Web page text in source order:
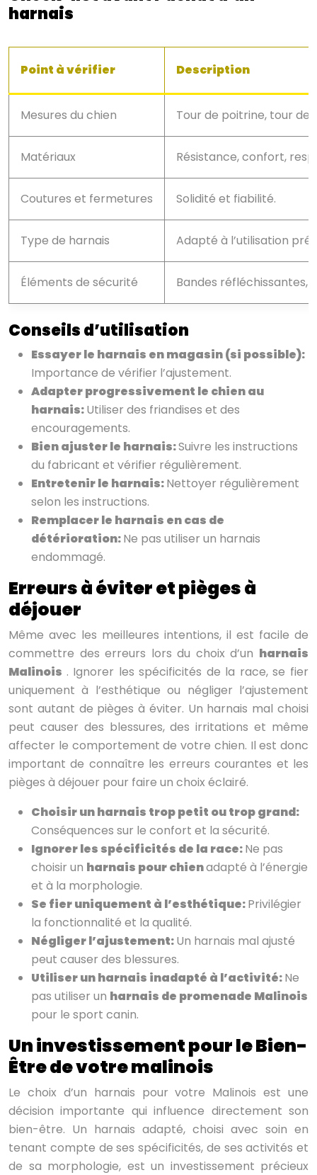
harnais
Point à vérifier Description
Mesures du chien Tour de poitrine, tour de
Matériaux Résistance, confort,
Coutures et fermetures Solidité et fiabilité.
Type de harnais Adapté à l’utilisation
Éléments de sécurité Bandes réfléchissantes,
Conseils d’utilisation
Essayer le harnais en magasin (si possible):
Importance de vérifier l’ajustement.
Adapter progressivement le chien au
harnais:Utiliser des friandises et des
encouragements.
Bien ajuster le harnais:Suivre les instructions
du fabricant et vérifier régulièrement.
Entretenir le harnais:Nettoyer régulièrement
selon les instructions.
Remplacer le harnais en cas de
détérioration:Ne pas utiliser un harnais
endommagé.
Erreurs à éviter et pièges à
déjouer
Même avec les meilleures intentions, il est facile de
commettre des erreurs lors du choix d’un harnais
Malinois . Ignorer les spécificités de la race, se fier
uniquement à l’esthétique ou négliger l’ajustement
sont autant de pièges à éviter. Un harnais mal choisi
peut causer des blessures, des irritations et même
affecter le comportement de votre chien. Il est donc
important de connaître les erreurs courantes et les
pièges à déjouer pour faire un choix éclairé.
Choisir un harnais trop petit ou trop grand:
Conséquences sur le confort et la sécurité.
Ignorer les spécificités de la race:Ne pas
choisir un harnais pour chienadapté à l’énergie
et à la morphologie.
Se fier uniquement à l’esthétique:Privilégier
la fonctionnalité et la qualité.
Négliger l’ajustement:Un harnais mal ajusté
peut causer des blessures.
Utiliser un harnais inadapté à l’activité:Ne
pas utiliser un harnais de promenade Malinois
pour le sport canin.
Un investissement pour le Bien-
Être de votre malinois
Le choix d’un harnais pour votre Malinois est une
décision importante qui influence directement son
bien-être. Un harnais adapté, choisi avec soin en
tenant compte de ses spécificités, de ses activités et
de sa morphologie, est un investissement précieux